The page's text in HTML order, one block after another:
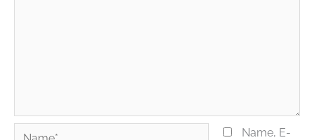
Name*
Name, E-